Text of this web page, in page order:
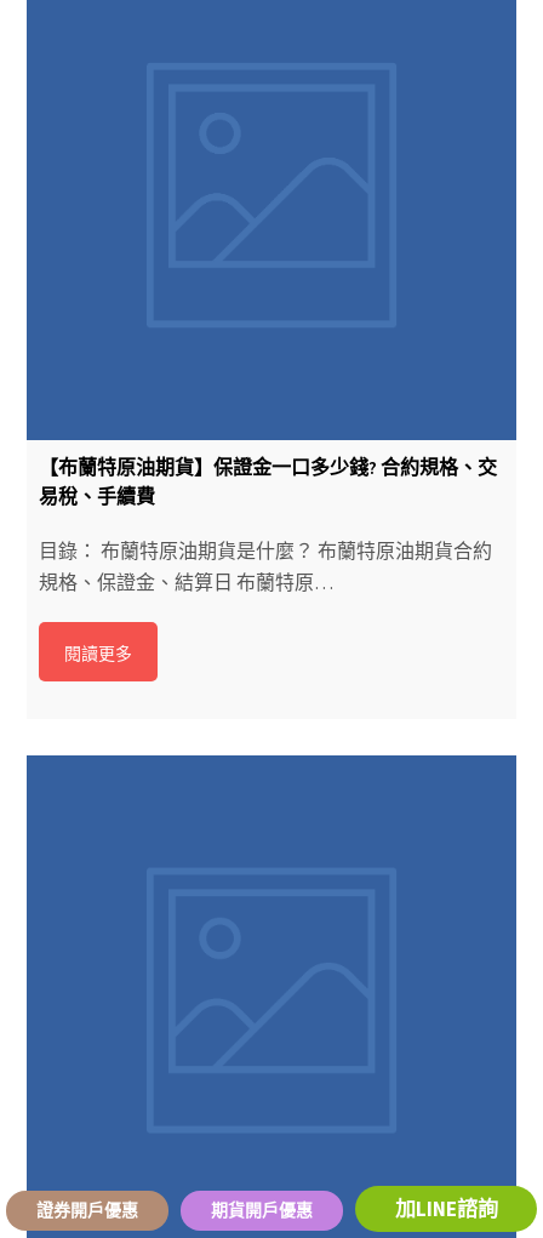
【布蘭特原油期貨】保證金一口多少錢? 合約規格、交
易稅、手續費
目錄： 布蘭特原油期貨是什麼？ 布蘭特原油期貨合約
規格、保證金、結算日 布蘭特原…
閱讀更多
證券開戶優惠 期貨開戶優惠 加LINE諮詢